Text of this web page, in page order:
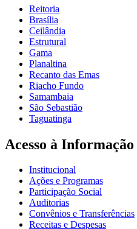
Reitoria
Brasília
Ceilândia
Estrutural
Gama
Planaltina
Recanto das Emas
Riacho Fundo
Samambaia
São Sebastião
Taguatinga
Acesso à Informação
Institucional
Ações e Programas
Participação Social
Auditorias
Convênios e Transferências
Receitas e Despesas